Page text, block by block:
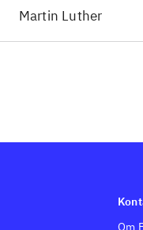
Martin Luther
Om